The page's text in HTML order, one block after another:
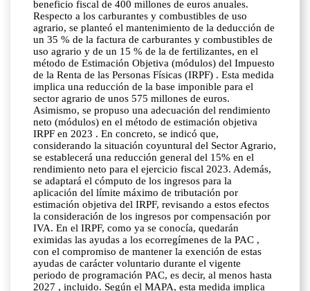
beneficio fiscal de 400 millones de euros anuales.
Respecto a los carburantes y combustibles de uso
agrario, se planteó el mantenimiento de la deducción de
un 35 % de la factura de carburantes y combustibles de
uso agrario y de un 15 % de la de fertilizantes, en el
método de Estimación Objetiva (módulos) del Impuesto
de la Renta de las Personas Físicas (IRPF) . Esta medida
implica una reducción de la base imponible para el
sector agrario de unos 575 millones de euros.
Asimismo, se propuso una adecuación del rendimiento
neto (módulos) en el método de estimación objetiva
IRPF en 2023 . En concreto, se indicó que,
considerando la situación coyuntural del Sector Agrario,
se establecerá una reducción general del 15% en el
rendimiento neto para el ejercicio fiscal 2023. Además,
se adaptará el cómputo de los ingresos para la
aplicación del límite máximo de tributación por
estimación objetiva del IRPF, revisando a estos efectos
la consideración de los ingresos por compensación por
IVA. En el IRPF, como ya se conocía, quedarán
eximidas las ayudas a los ecorregímenes de la PAC ,
con el compromiso de mantener la exención de estas
ayudas de carácter voluntario durante el vigente
periodo de programación PAC, es decir, al menos hasta
2027 , incluido. Según el MAPA, esta medida implica